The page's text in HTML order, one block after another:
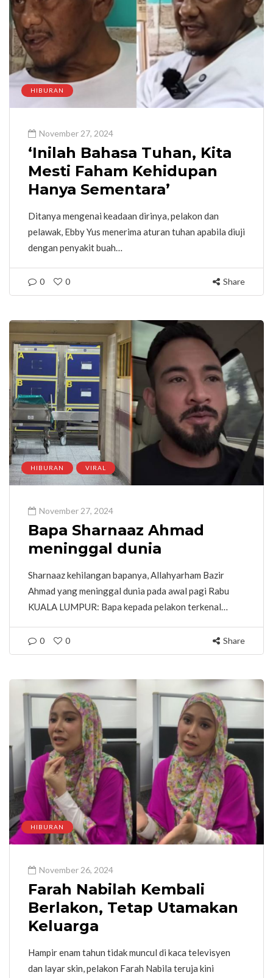
HIBURAN
November 27, 2024
‘Inilah Bahasa Tuhan, Kita
Mesti Faham Kehidupan
Hanya Sementara’
Ditanya mengenai keadaan dirinya, pelakon dan
pelawak, Ebby Yus menerima aturan tuhan apabila diuji
dengan penyakit buah…
0 0 Share
HIBURAN VIRAL
November 27, 2024
Bapa Sharnaaz Ahmad
meninggal dunia
Sharnaaz kehilangan bapanya, Allahyarham Bazir
Ahmad yang meninggal dunia pada awal pagi Rabu
KUALA LUMPUR: Bapa kepada pelakon terkenal…
0 0 Share
HIBURAN
November 26, 2024
Farah Nabilah Kembali
Berlakon, Tetap Utamakan
Keluarga
Hampir enam tahun tidak muncul di kaca televisyen
dan layar skin, pelakon Farah Nabila teruja kini